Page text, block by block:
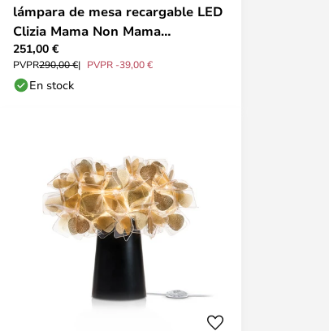
lámpara de mesa recargable LED
Clizia Mama Non Mama
dorada/blanca - Slamp
251,00 €
PVPR290,00 € PVPR -39,00 €
En stock